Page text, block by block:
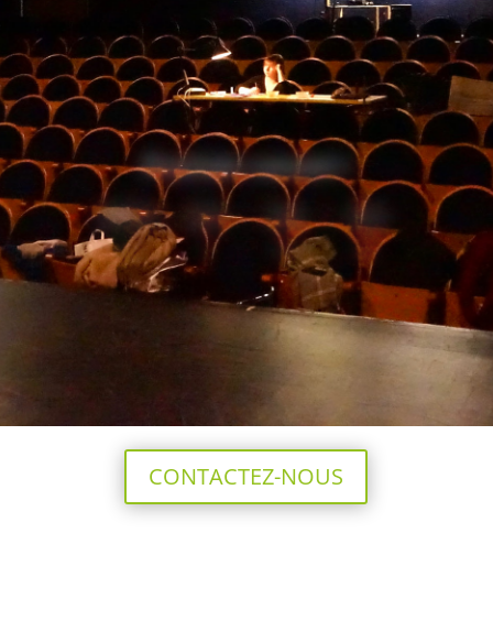
Prochain concert !
000
Jour
: 00
H
: 00
Min
: 00
Sec
CONTACTEZ-NOUS